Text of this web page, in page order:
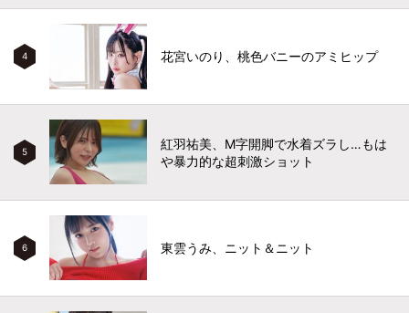
4 花宮いのり、桃色バニーのアミヒップ
5
紅羽祐美、M字開脚で水着ズラし…もは
や暴力的な超刺激ショット
6 東雲うみ、ニット＆ニット